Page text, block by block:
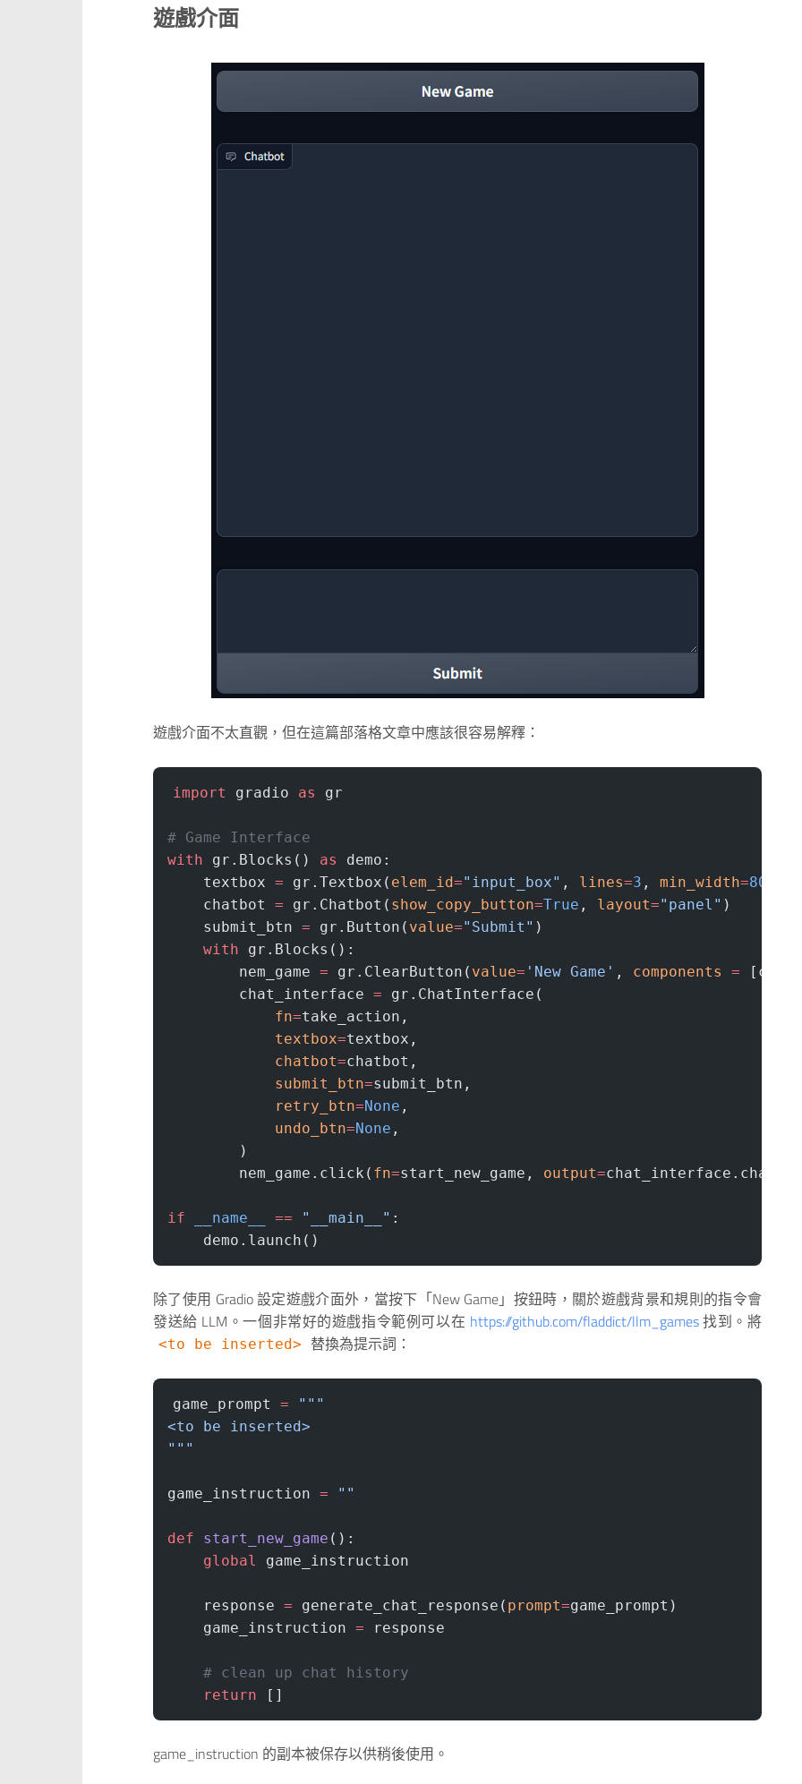
遊戲介面
遊戲介面不太直觀，但在這篇部落格文章中應該很容易解釋：
import gradio as gr
# Game Interface
with gr.Blocks() as
demo:
    textbox
= gr.Textbox( elem_id="input_box" , lines=3 , min_width=800
    chatbot
= gr.Chatbot( show_copy_button=True , layout="panel" )
    submit_btn
= gr.Button( value="Submit" )
    with
gr.Blocks():
        nem_game
= gr.ClearButton( value= 'New Game' , components =
        chat_interface
= gr.ChatInterface(
            fn
=take_action,
            textbox
=textbox,
            chatbot
=chatbot,
            submit_btn
=submit_btn,
            retry_btn
=None ,
            undo_btn
=None ,
        )
        nem_game.click(
fn=start_new_game, output=
if __name__ == "__main__" :
    demo.launch()
除了使用 Gradio 設定遊戲介面外，當按下「New Game」按鈕時，關於遊戲背景和規則的指令會
發送給 LLM。一個非常好的遊戲指令範例可以在 https://github.com/fladdict/llm_games找到。將
<to be inserted> 替換為提示詞：
game_prompt = """
<to be inserted>
"""
game_instruction = ""
def start_new_game ():
    global
game_instruction
    response
= generate_chat_response( prompt=game_prompt)
    game_instruction
= response
    # clean up chat history
    return
[]
game_instruction 的副本被保存以供稍後使用。